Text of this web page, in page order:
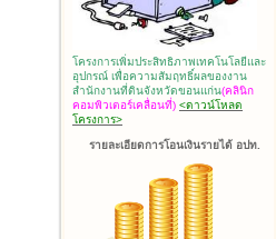
โครงการเพิ่มประสิทธิภาพเทคโนโลยีและ
อุปกรณ์ เพื่อความสัมฤทธิ์ผลของงาน
สำนักงานที่ดินจังหวัดขอนแก่น(คลินิก
คอมพิวเตอร์เคลื่อนที่) <ดาวน์โหลด
โครงการ>
รายละเอียดการโอนเงินรายได้ อปท.